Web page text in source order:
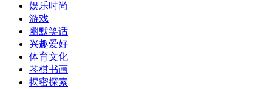
娱乐时尚
游戏
幽默笑话
兴趣爱好
体育文化
琴棋书画
揭密探索